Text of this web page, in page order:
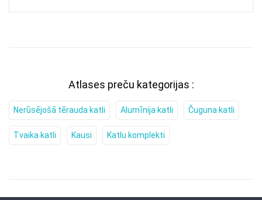
Atlases preču kategorijas :
Nerūsējošā tērauda katli Alumīnija katli Čuguna katli
Tvaika katli Kausi Katlu komplekti